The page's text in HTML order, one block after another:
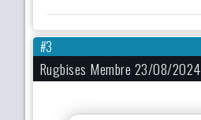
#3
Rugbises Membre 23/08/2024